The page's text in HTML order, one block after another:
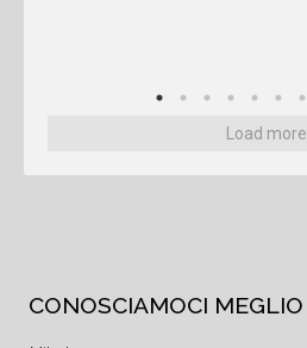
Load more
CONOSCIAMOCI MEGLIO